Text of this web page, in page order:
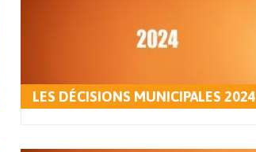
LES DÉCISIONS MUNICIPALES 2024